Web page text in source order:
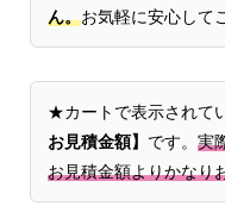
ん。お気軽に安心して
★カートで表示されて
お見積金額】 です。 実
お見積金額よりかなり